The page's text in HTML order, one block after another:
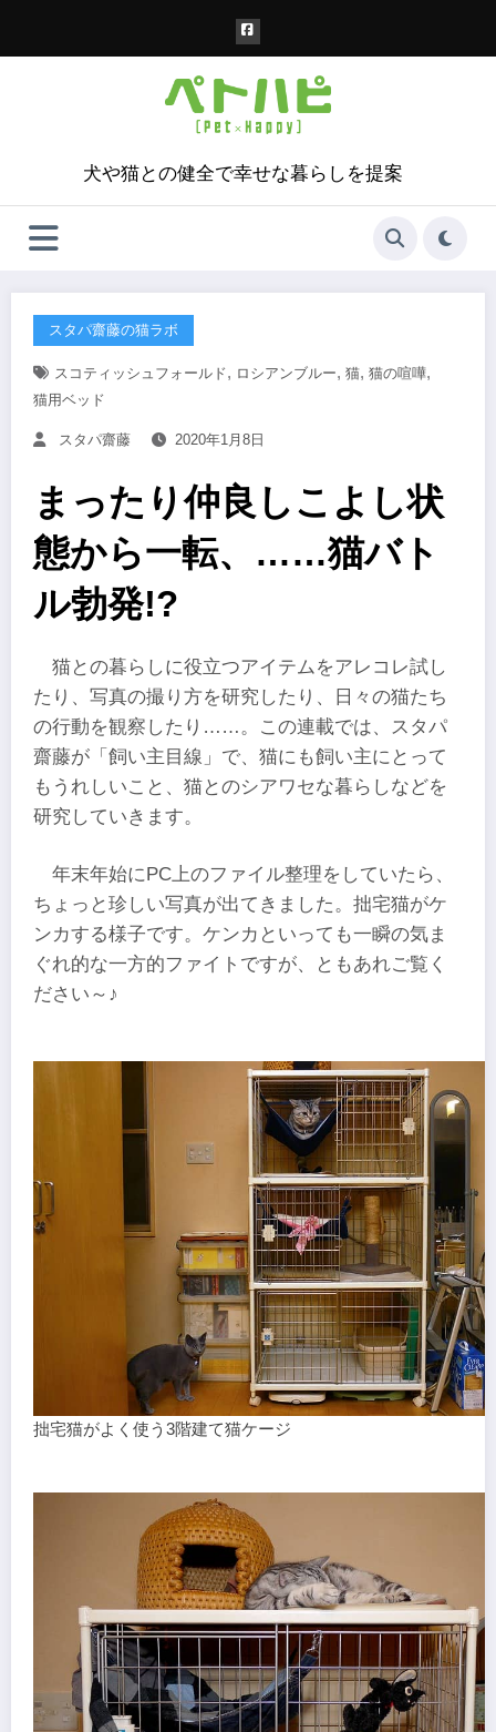
犬や猫との健全で幸せな暮らしを提案
スタパ齋藤の猫ラボ
スコティッシュフォールド, ロシアンブルー, 猫, 猫の喧嘩,
猫用ベッド
スタパ齋藤 2020年1月8日
まったり仲良しこよし状
態から一転、……猫バト
ル勃発!?
猫との暮らしに役立つアイテムをアレコレ試し
たり、写真の撮り方を研究したり、日々の猫たち
の行動を観察したり……。この連載では、スタパ
齋藤が「飼い主目線」で、猫にも飼い主にとって
もうれしいこと、猫とのシアワセな暮らしなどを
研究していきます。
年末年始にPC上のファイル整理をしていたら、
ちょっと珍しい写真が出てきました。拙宅猫がケ
ンカする様子です。ケンカといっても一瞬の気ま
ぐれ的な一方的ファイトですが、ともあれご覧く
ださい～♪
拙宅猫がよく使う3階建て猫ケージ